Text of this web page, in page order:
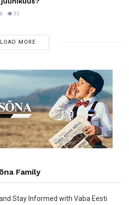
33
LOAD MORE
Family
Stay Informed with Vaba Eesti